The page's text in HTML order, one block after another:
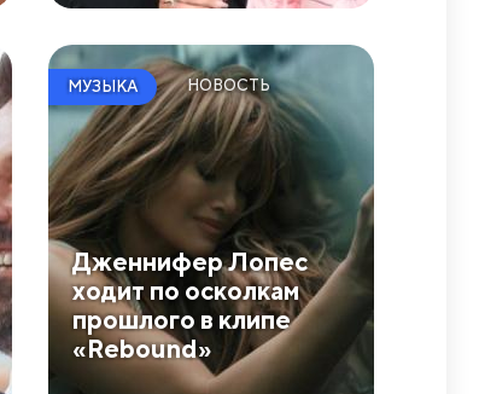
МУЗЫКА НОВОСТЬ
Дженнифер Лопес
ходит по осколкам
прошлого в клипе
«Rebound»